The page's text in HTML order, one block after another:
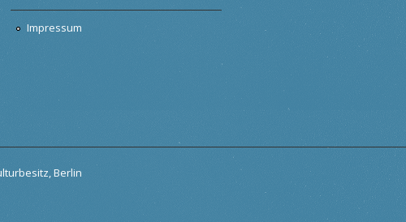
Impressum
Berlin